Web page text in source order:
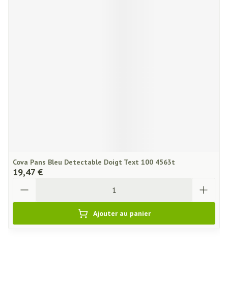
Cova Pans Bleu Detectable Doigt Text 100 4563t
19,47 €
Ajouter au panier